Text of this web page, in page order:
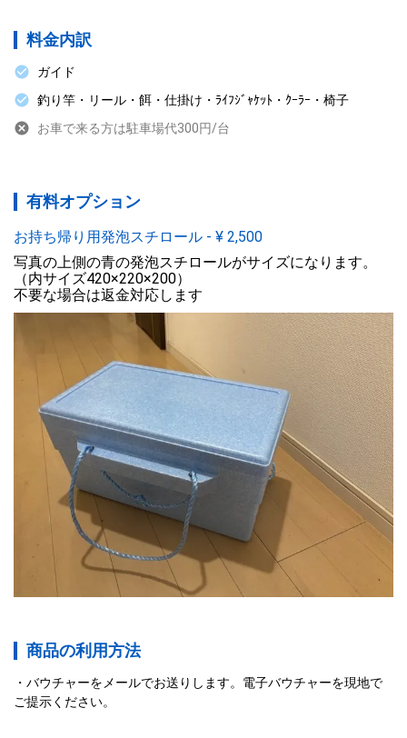
料金内訳
ガイド
釣り竿・リール・餌・仕掛け・ﾗｲﾌｼﾞｬｹｯﾄ・ｸｰﾗｰ・椅子
お車で来る方は駐車場代300円/台
有料オプション
お持ち帰り用発泡スチロール - ¥ 2,500
写真の上側の青の発泡スチロールがサイズになります。
（内サイズ420×220×200）
不要な場合は返金対応します
商品の利用方法
バウチャーをメールでお送りします。電子バウチャーを現地で
ご提示ください。